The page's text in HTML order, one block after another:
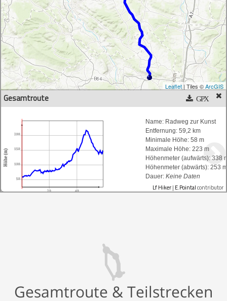
Leaflet | Tiles ©ArcGIS
 Gesamtroute
50
100
150
200
20 40
Höhe (m)
Name: Radweg zur Kunst
Entfernung: 59,2 km
Minimale Höhe: 58 m
Maximale Höhe: 223 m
Höhenmeter (aufwärts): 338
Höhenmeter (abwärts): 253 m
Dauer: Keine Daten
Gesamtroute GPX
Informationen anzuzeigen.
Lf Hiker| E.Pointalcontributor
Gesamtroute & Teilstrecken